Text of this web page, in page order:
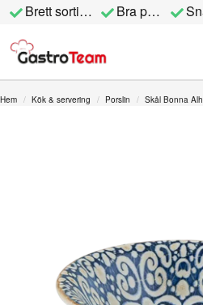
Brett sortiment Bra priser
Hem Kök & servering Porslin Skål Bonna